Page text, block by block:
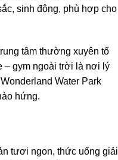
sinh động, phù hợp cho
tâm thường xuyên tổ
– gym ngoài trời là nơi lý
Water Park
hứng.
tươi ngon, thức uống giải